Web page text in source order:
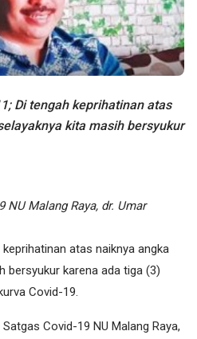
Di tengah keprihatinan atas
kita masih bersyukur
NU Malang Raya, dr. Umar
keprihatinan atas naiknya angka
bersyukur karena ada tiga (3)
Covid-19.
Covid-19 NU Malang Raya,